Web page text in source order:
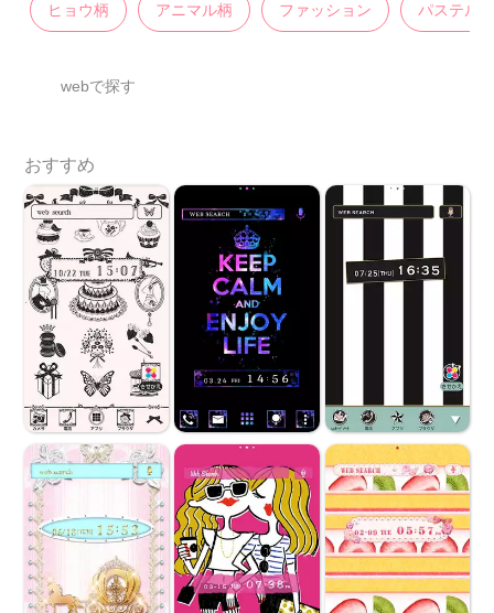
ヒョウ柄 アニマル柄 ファッション パステル
webで探す
おすすめ